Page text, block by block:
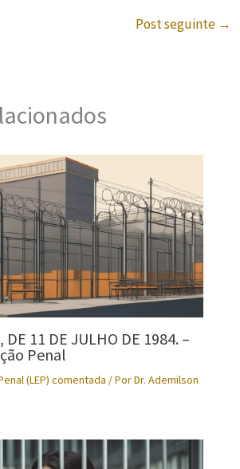
Post seguinte →
DE 11 DE JULHO DE 1984. –
Penal
(LEP) comentada / PorDr. Ademilson